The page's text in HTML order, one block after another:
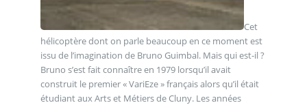
Cet
hélicoptère dont on parle beaucoup en ce moment est
issu de l’imagination de Bruno Guimbal. Mais qui est-il ?
Bruno s’est fait connaître en 1979 lorsqu’il avait
construit le premier « VariEze » français alors qu’il était
étudiant aux Arts et Métiers de Cluny. Les années